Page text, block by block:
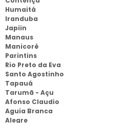
Humaitá
Iranduba
Japiin
Manaus
Manicoré
Parintins
Rio Preto da Eva
Santo Agostinho
Tapauá
Tarumã - Açu
Afonso Claudio
Aguia Branca
Alegre